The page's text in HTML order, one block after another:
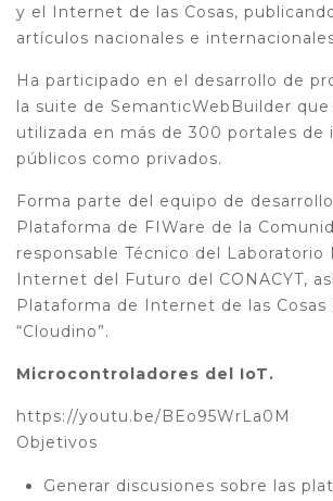
y el Internet de las Cosas,
artículos nacionales e
Ha participado en el desarrollo de
la suite de SemanticWebBuilder que
utilizada en más de 300 portales
públicos como privados.
Forma parte del equipo de
Plataforma de FIWare de la
responsable Técnico del Laboratorio
Internet del Futuro del CONACYT,
Plataforma de Internet de las Cosas
“Cloudino”.
Microcontroladores del IoT.
https://youtu.be/BEo95WrLa0M
Objetivos
Generar discusiones sobre las